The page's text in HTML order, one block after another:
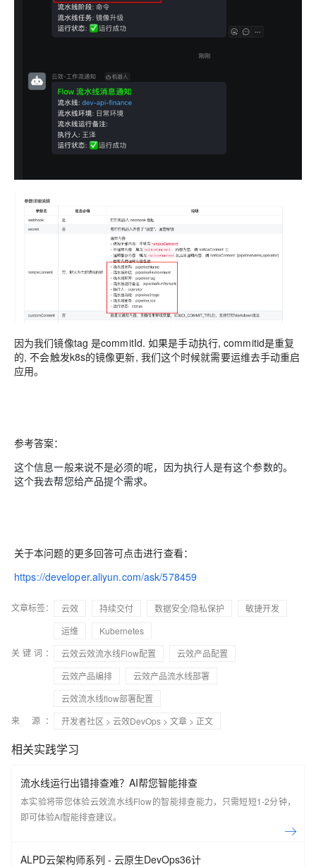
因为我们镜像tag 是commitId. 如果是手动执行, commitid是重复
的, 不会触发k8s的镜像更新, 我们这个时候就需要运维去手动重启
应用。
参考答案：
这个信息一般来说不是必须的呢，因为执行人是有这个参数的。
这个我去帮您给产品提个需求。
关于本问题的更多回答可点击进行查看：
https://developer.aliyun.com/ask/578459
文章标签： 云效 持续交付 数据安全/隐私保护
敏捷开发
运维
Kubernetes
关键词：
云效云效流水线Flow配置
云效产品配置
云效产品编排
云效产品流水线部署
云效流水线flow部署配置
来 源：
开发者社区 > 云效DevOps > 文章 > 正文
相关实践学习
流水线运行出错排查难？AI帮您智能排查
本实验将带您体验云效流水线Flow的智能排查能力，只需短短1-2分钟，
即可体验AI智能排查建议。
ALPD云架构师系列 - 云原生DevOps36计